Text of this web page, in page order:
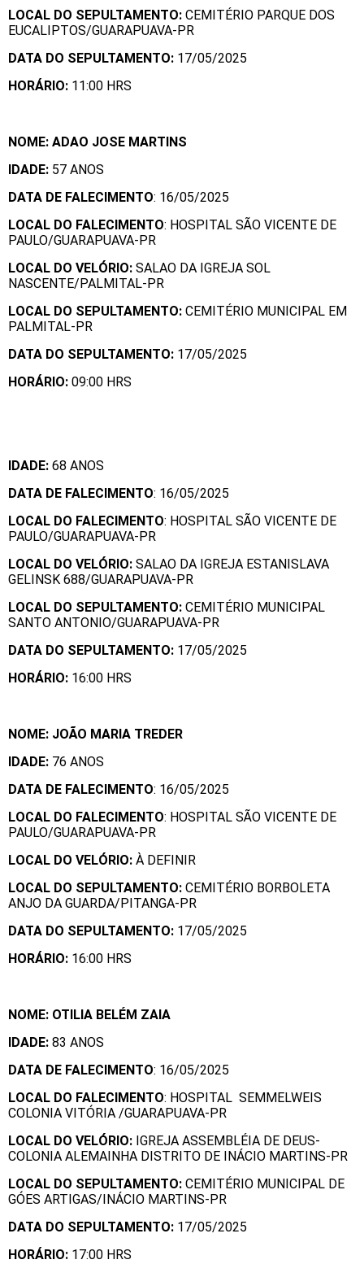
LOCAL DO SEPULTAMENTO: CEMITÉRIO PARQUE DOS
EUCALIPTOS/GUARAPUAVA-PR
DATA DO SEPULTAMENTO: 17/05/2025
HORÁRIO: 11:00 HRS
NOME: ADAO JOSE MARTINS
IDADE: 57 ANOS
DATA DE FALECIMENTO: 16/05/2025
LOCAL DO FALECIMENTO: HOSPITAL SÃO VICENTE DE
PAULO/GUARAPUAVA-PR
LOCAL DO VELÓRIO: SALAO DA IGREJA SOL
NASCENTE/PALMITAL-PR
LOCAL DO SEPULTAMENTO: CEMITÉRIO MUNICIPAL EM
PALMITAL-PR
DATA DO SEPULTAMENTO: 17/05/2025
HORÁRIO: 09:00 HRS
IDADE: 68 ANOS
DATA DE FALECIMENTO: 16/05/2025
LOCAL DO FALECIMENTO: HOSPITAL SÃO VICENTE DE
PAULO/GUARAPUAVA-PR
LOCAL DO VELÓRIO: SALAO DA IGREJA ESTANISLAVA
GELINSK 688/GUARAPUAVA-PR
LOCAL DO SEPULTAMENTO: CEMITÉRIO MUNICIPAL
SANTO ANTONIO/GUARAPUAVA-PR
DATA DO SEPULTAMENTO: 17/05/2025
HORÁRIO: 16:00 HRS
NOME: JOÃO MARIA TREDER
IDADE: 76 ANOS
DATA DE FALECIMENTO: 16/05/2025
LOCAL DO FALECIMENTO: HOSPITAL SÃO VICENTE DE
PAULO/GUARAPUAVA-PR
LOCAL DO VELÓRIO: À DEFINIR
LOCAL DO SEPULTAMENTO: CEMITÉRIO BORBOLETA
ANJO DA GUARDA/PITANGA-PR
DATA DO SEPULTAMENTO: 17/05/2025
HORÁRIO: 16:00 HRS
NOME: OTILIA BELÉM ZAIA
IDADE: 83 ANOS
DATA DE FALECIMENTO: 16/05/2025
LOCAL DO FALECIMENTO: HOSPITAL SEMMELWEIS
COLONIA VITÓRIA /GUARAPUAVA-PR
LOCAL DO VELÓRIO: IGREJA ASSEMBLÉIA DE DEUS-
COLONIA ALEMAINHA DISTRITO DE INÁCIO MARTINS-PR
LOCAL DO SEPULTAMENTO: CEMITÉRIO MUNICIPAL DE
GÓES ARTIGAS/INÁCIO MARTINS-PR
DATA DO SEPULTAMENTO: 17/05/2025
HORÁRIO: 17:00 HRS